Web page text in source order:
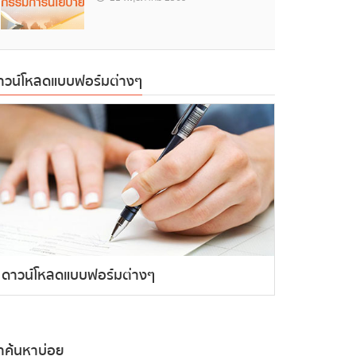
วน์โหลดแบบฟอร์มต่างๆ
ดาวน์โหลดแบบฟอร์มต่างๆ
ค้นหาบ่อย